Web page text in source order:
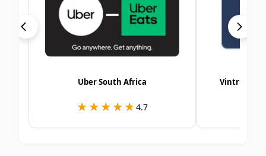
Uber South Africa
★★★★★
★★★★★ 4.7
Vintrica E-